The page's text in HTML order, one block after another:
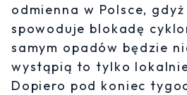
odmienna w Polsce, gdyż
spowoduje blokadę
samym opadów będzie
wystąpią to tylko
Dopiero pod koniec